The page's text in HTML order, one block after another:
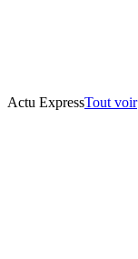
Actu ExpressTout voir